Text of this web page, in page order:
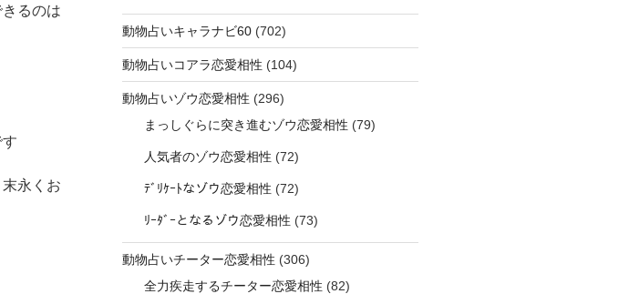
るのは
永くお
動物占いキャラナビ60(702)
動物占いコアラ恋愛相性 (104)
動物占いゾウ恋愛相性 (296)
まっしぐらに突き進むゾウ恋愛相性 (79)
人気者のゾウ恋愛相性 (72)
ﾃﾞﾘｹｰﾄなゾウ恋愛相性 (72)
ﾘｰﾀﾞｰとなるゾウ恋愛相性 (73)
動物占いチーター恋愛相性 (306)
全力疾走するチーター恋愛相性 (82)